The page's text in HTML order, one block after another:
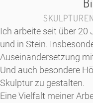
Skulpturen aus
Ich arbeite seit über 20
und in Stein.
Auseinandersetzung
Und auch besondere
Skulptur zu gestalten.
Eine Vielfalt meiner